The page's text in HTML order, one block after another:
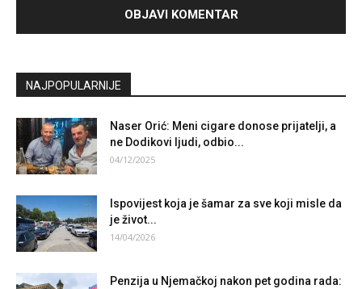
NAJPOPULARNIJE
Naser Orić: Meni cigare donose prijatelji, a
ne Dodikovi ljudi, odbio...
04/12/2025
Ispovijest koja je šamar za sve koji misle da
je život...
14/04/2026
Penzija u Njemačkoj nakon pet godina rada: